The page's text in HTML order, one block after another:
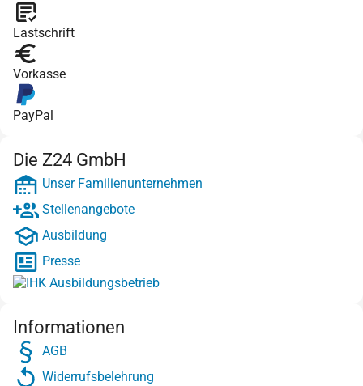
Lastschrift
Vorkasse
PayPal
Die Z24 GmbH
Unser Familienunternehmen
Stellenangebote
Ausbildung
Presse
Informationen
AGB
Widerrufsbelehrung